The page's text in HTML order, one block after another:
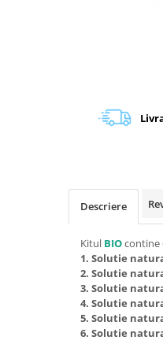
Descriere
Kitul BIOcontine
1. Solutie
2. Solutie
3. Solutie
4. Solutie
5. Solutie
6. Solutie